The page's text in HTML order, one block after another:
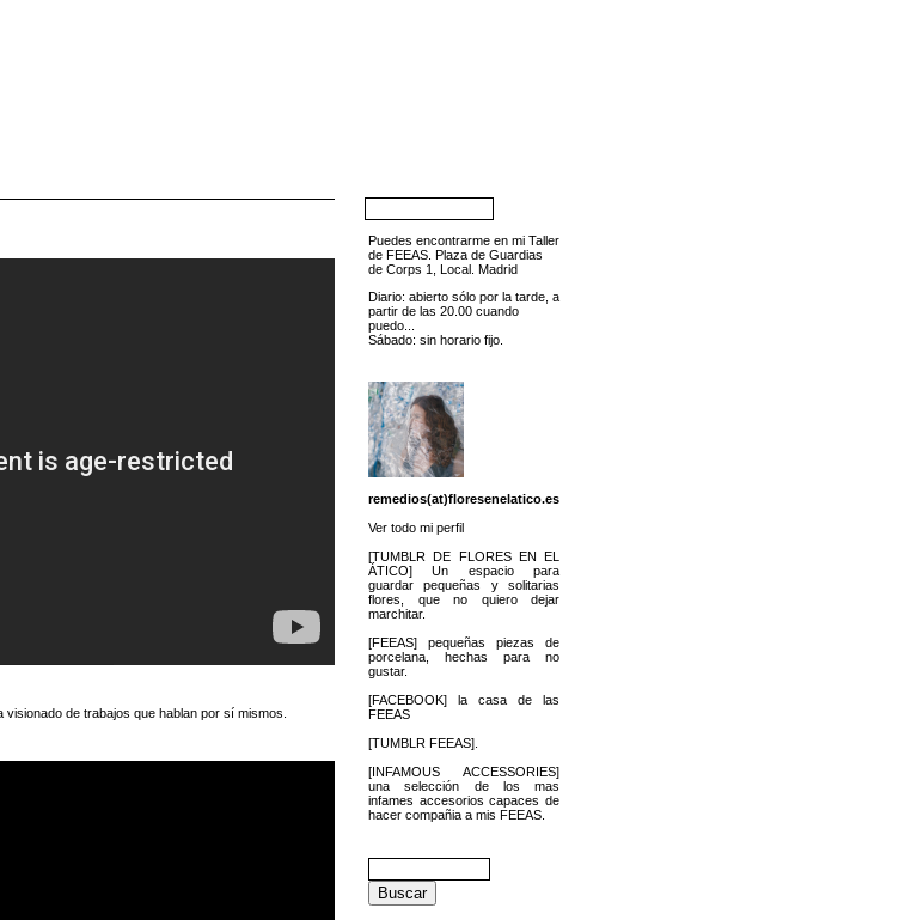
de trabajos que hablan por sí mismos.
Puedes encontrarme en mi Taller
de FEEAS. Plaza de Guardias
de Corps 1, Local. Madrid
Diario: abierto sólo por la tarde, a
partir de las 20.00 cuando
puedo...
Sábado: sin horario fijo.
remedios(at)floresenelatico.es
Ver todo mi perfil
[TUMBLR DE FLORES EN EL
ÁTICO] Un espacio para
guardar pequeñas y solitarias
flores, que no quiero dejar
marchitar.
[FEEAS] pequeñas piezas de
porcelana, hechas para no
gustar.
[FACEBOOK] la casa de las
FEEAS
[TUMBLR FEEAS].
[INFAMOUS ACCESSORIES]
una selección de los mas
infames accesorios capaces de
hacer compañia a mis FEEAS.
Buscar: